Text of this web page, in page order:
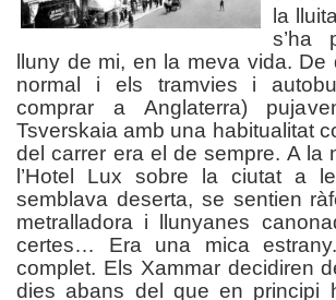
la
s’ha
lluny de mi, en la meva vida. De
normal i els tramvies i
comprar a Anglaterra)
Tsverskaia amb una habitualitat
del carrer era el de sempre. A la
l’Hotel Lux sobre la ciutat a
semblava deserta, se sentien
metralladora i llunyanes
certes… Era una mica
complet. Els Xammar decidiren
dies abans del que en principi